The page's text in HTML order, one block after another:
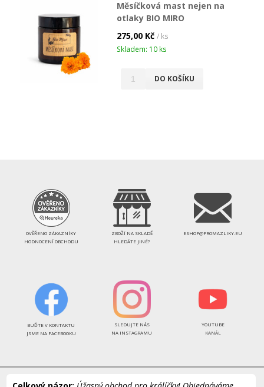
Měsíčková mast nejen na
otlaky BIO MIRO
275,00 Kč / ks
Skladem: 10 ks
DO KOŠÍKU
OVĚŘENO ZÁKAZNÍKY
HODNOCENÍ OBCHODU
ZBOŽÍ NA SKLADĚ
HLEDÁTE JINÉ?
ESHOP@PROMAZLIKY.EU
BUĎTE V KONTAKTU
JSME NA FACEBOOKU
SLEDUJTE NÁS
NA INSTAGRAMU
YOUTUBE
KANÁL